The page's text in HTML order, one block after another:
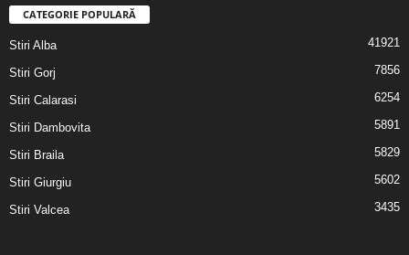
CATEGORIE POPULARĂ
Stiri Alba 41921
Stiri Gorj 7856
Stiri Calarasi 6254
Stiri Dambovita 5891
Stiri Braila 5829
Stiri Giurgiu 5602
Stiri Valcea 3435